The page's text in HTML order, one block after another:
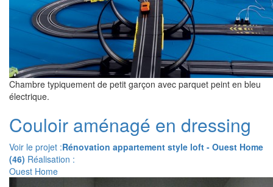
Chambre typiquement de petit garçon avec parquet peint en bleu
électrique.
Couloir aménagé en dressing
Voir le projet :Rénovation appartement style loft - Ouest Home
(46) Réalisation :
Ouest Home